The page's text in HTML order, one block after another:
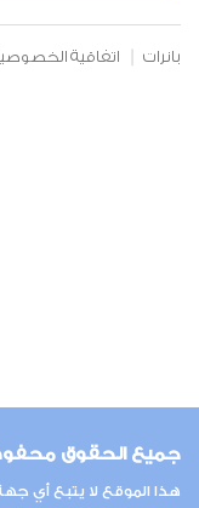
بانرات اتفاقية
جميع الحقوق
هذا الموقع لا يتبع أي